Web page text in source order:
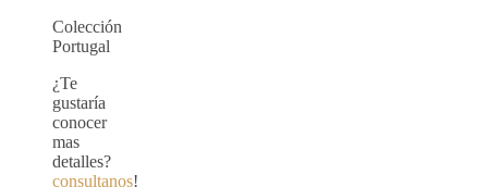
Colección
Portugal
¿Te
gustaría
conocer
mas
detalles?
consultanos!